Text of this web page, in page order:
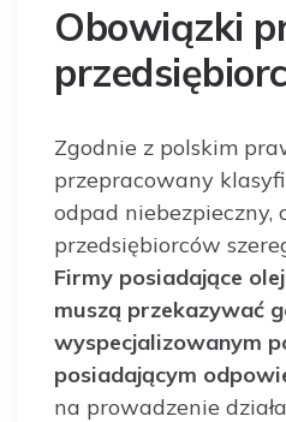
Obowiązki
Zgodnie z polskim
przepracowany
odpad niebezpieczny,
przedsiębiorców
Firmy posiadające
muszą przekazywać
wyspecjalizowanym
posiadającym
na prowadzenie